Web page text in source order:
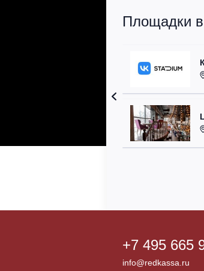
Площадки в
+7 495 665
info@redkassa.ru